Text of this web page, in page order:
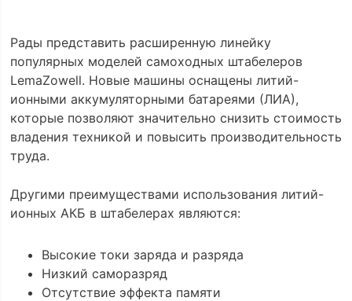
Рады представить расширенную линейку
популярных моделей самоходных штабелеров
LemaZowell. Новые машины оснащены литий-
ионными аккумуляторными батареями (ЛИА),
которые позволяют значительно снизить стоимость
владения техникой и повысить производительность
труда.
Другими преимуществами использования литий-
ионных АКБ в штабелерах являются:
Высокие токи заряда и разряда
Низкий саморазряд
Отсутствие эффекта памяти